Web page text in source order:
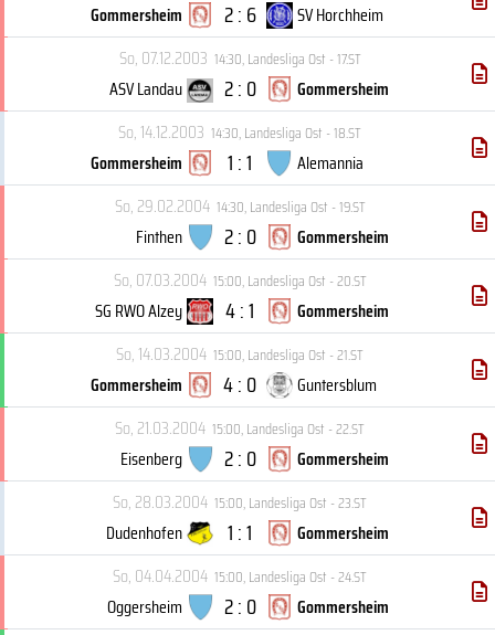
Gommersheim 2 : 6
SV Horchheim
So, 07.12.2003 14:30,Landesliga Ost - 17.ST
ASV Landau 2 : 0
Gommersheim
So, 14.12.2003 14:30,Landesliga Ost - 18.ST
Gommersheim 1 : 1
Alemannia
So, 29.02.2004 14:30,Landesliga Ost - 19.ST
Finthen 2 : 0
Gommersheim
So, 07.03.2004 15:00,Landesliga Ost - 20.ST
SG RWO Alzey 4 : 1
Gommersheim
So, 14.03.2004 15:00,Landesliga Ost - 21.ST
Gommersheim 4 : 0
Guntersblum
So, 21.03.2004 15:00,Landesliga Ost - 22.ST
Eisenberg 2 : 0
Gommersheim
So, 28.03.2004 15:00,Landesliga Ost - 23.ST
Dudenhofen 1 : 1
Gommersheim
So, 04.04.2004 15:00,Landesliga Ost - 24.ST
Oggersheim 2 : 0
Gommersheim